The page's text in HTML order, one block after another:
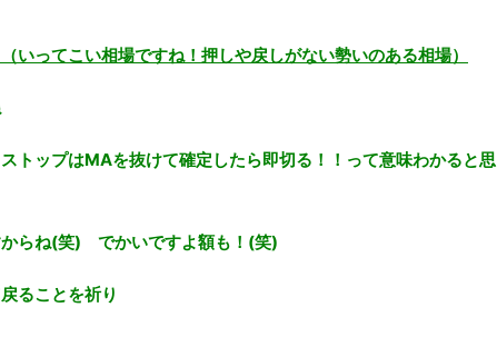
てこい相場ですね！押しや戻しがない勢いのある相場）
トップはMAを抜けて確定したら即切る！！って意味わかると思
らね(笑) でかいですよ額も！(笑)
ることを祈り